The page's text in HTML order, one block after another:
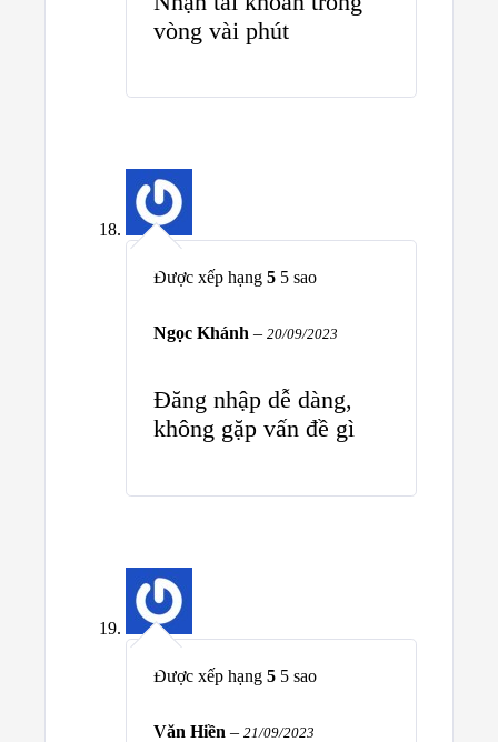
vòng vài phút
Được xếp hạng 5 5 sao
Ngọc Khánh – 20/09/2023
Đăng nhập dễ dàng,
không gặp vấn đề gì
Được xếp hạng 5 5 sao
Văn Hiền – 21/09/2023